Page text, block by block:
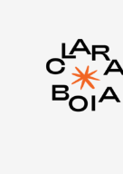
content